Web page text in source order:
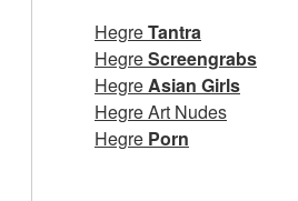
HegreTantra
HegreScreengrabs
HegreAsian Girls
Hegre Art Nudes
Hegre Porn